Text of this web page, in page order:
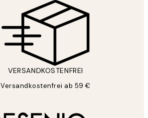
VERSANDKOSTENFREI
Versandkostenfrei ab 59 €